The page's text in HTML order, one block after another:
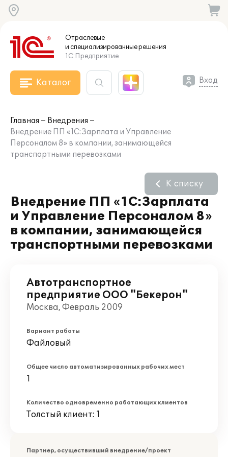
Отраслевые
и специализированныерешения
1С:Предприятие
Каталог Вход
Главная
Внедрения
Внедрение ПП «1С:Зарплата и Управление
Персоналом 8» в компании, занимающейся
транспортными перевозками
Внедрение ПП «1С:Зарплата
и Управление Персоналом 8»
в компании, занимающейся
транспортными перевозками
К списку
Автотранспортное
предприятие ООО "Бекерон"
Москва, Февраль 2009
Вариант работы
Файловый
Общее число автоматизированных рабочих мест
1
Количество одновременно работающих клиентов
Толстый клиент: 1
Партнер, осуществивший внедрение/проект